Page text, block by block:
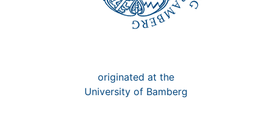
originated at the
University of Bamberg